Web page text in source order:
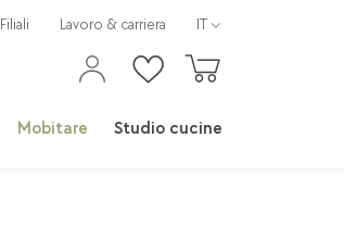
Mobitare Studio cucine
Filiali Lavoro & carriera IT